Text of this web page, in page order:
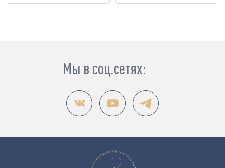
Мы в соц.сетях: